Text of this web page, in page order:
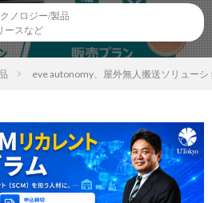
ノロジー/製品
ースなど
eve autonomy、屋外無人搬送ソリュー